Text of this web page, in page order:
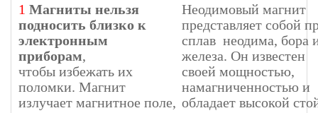
1 Магниты нельзя
подносить близко к
электронным
приборам,
чтобы избежать их
поломки. Магнит
излучает магнитное поле,
Неодимовый магнит
представляет собой
сплав неодима, бора
железа. Он известен
своей мощностью,
намагниченностью и
обладает высокой